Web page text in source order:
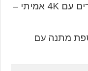
ThiEYE T5e – מצלמת אקסטרים עם 4K אמיתי –
נוספת מתנה עם